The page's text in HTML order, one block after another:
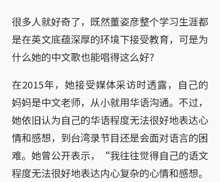
很多人就好奇了，既然董姿彦整个学习生涯都
是在英文底蕴深厚的环境下接受教育，可是为
什么她的中文歌也能唱得这么好？
在2015年，她接受媒体采访时透露，自己的
妈妈是中文老师，从小就用华语沟通。不过，
她依旧认为自己的华语程度无法很好地表达心
情和感想，到台湾录节目还是会面对语言的困
难。她曾公开表示，“我往往觉得自己的语文
程度无法很好地表达内心复杂的心情和感想。